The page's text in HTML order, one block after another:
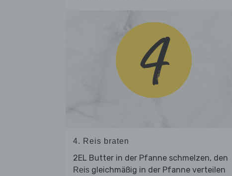
4. Reis braten
2EL Butter in der Pfanne schmelzen, den
Reis gleichmäßig in der Pfanne verteilen